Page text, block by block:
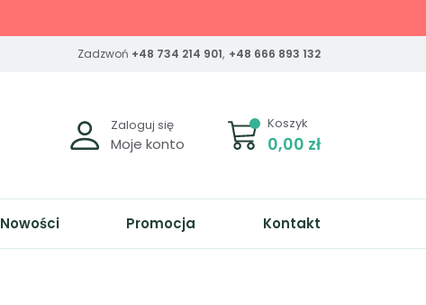
Zadzwoń +48 734 214 901, +48 666 893 132
Zaloguj się
Moje konto
Koszyk
0,00 zł
Nowości Promocja Kontakt